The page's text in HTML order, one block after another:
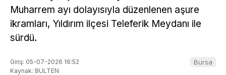
Muharrem ayı dolayısıyla düzenlenen aşure
ikramları, Yıldırım ilçesi Teleferik Meydanı ile
sürdü.
Giriş: 05-07-2026 16:52
Kaynak: BULTEN
Bursa